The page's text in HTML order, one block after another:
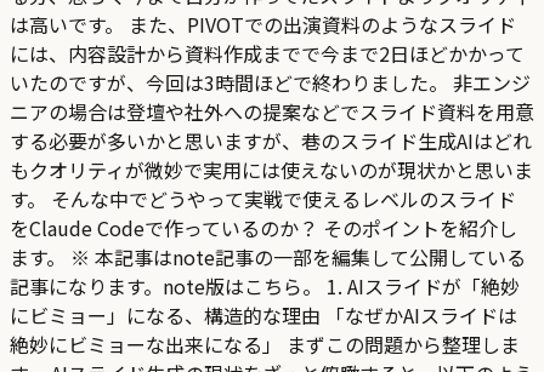
は高いです。 また、PIVOTでの出演資料のようなスライド
には、内容設計から資料作成までで今まで2日ほどかかって
いたのですが、今回は3時間ほどで終わりました。 非エンジ
ニアの場合は登壇や社外への提案などでスライド資料を用意
する必要が多いかと思いますが、巷のスライド生成AIはどれ
もクオリティが微妙で実用には使えないのが現状かと思いま
す。 そんな中でどうやって実戦で使えるレベルのスライド
をClaude Codeで作っているのか？ そのポイントを紹介し
ます。 ※ 本記事はnote記事の一部を編集して公開している
記事になります。note版はこちら。 1. AIスライドが「絶妙
にビミョー」になる、構造的な理由 「なぜかAIスライドは
絶妙にビミョーな出来になる」 まずこの問題から整理しま